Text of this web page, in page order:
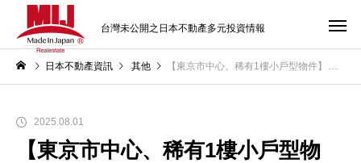
台灣未公開之日本不動產多元投資情報
日本不動產資訊 其他 【東京市中心、稀有1樓小戶型物件】穩定出租中「SUERTE竜泉」
2025.08.01
【東京市中心、稀有1樓小戶型物